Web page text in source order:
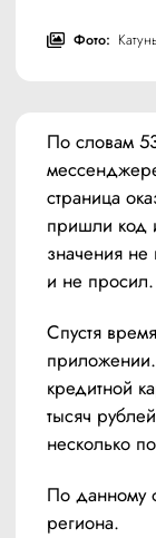
Фото:
По словам
страница
пришли код
значения
и не просил.
Спустя
кредитной
тысяч
несколько
По данному
региона.